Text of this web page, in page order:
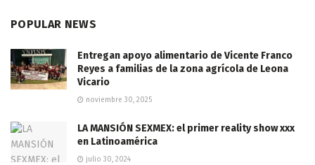
POPULAR NEWS
Entregan apoyo alimentario de Vicente Franco
Reyes a familias de la zona agrícola de Leona
Vicario
noviembre 30, 2025
LA MANSIÓN SEXMEX: el primer reality show xxx
en Latinoamérica
julio 30, 2024